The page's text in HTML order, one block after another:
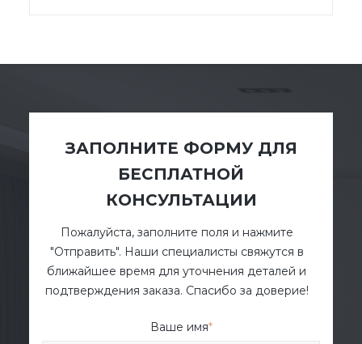
ЗАПОЛНИТЕ ФОРМУ ДЛЯ
БЕСПЛАТНОЙ
КОНСУЛЬТАЦИИ
Пожалуйста, заполните поля и нажмите
"Отправить". Наши специалисты свяжутся в
ближайшее время для уточнения деталей и
подтверждения заказа. Спасибо за доверие!
Ваше имя*